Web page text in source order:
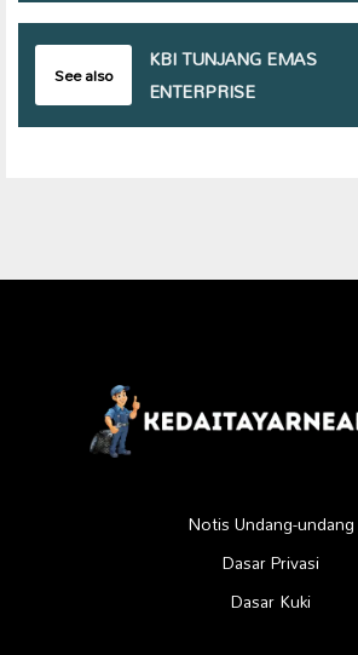
See also
KBI TUNJANG EMAS
ENTERPRISE
Notis Undang-undang
Dasar Privasi
Dasar Kuki